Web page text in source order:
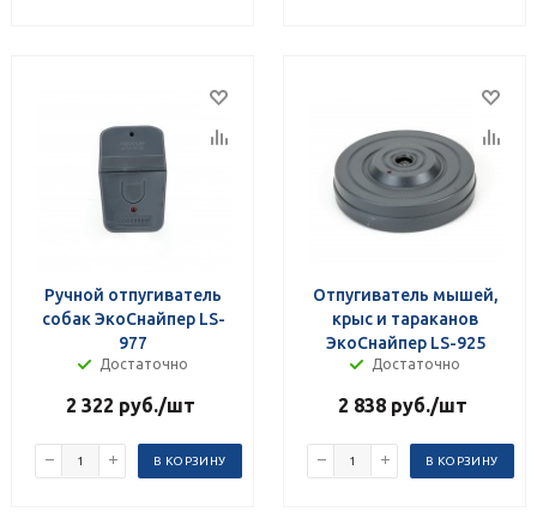
Ручной отпугиватель
собак ЭкоСнайпер LS-
977
Достаточно
2 322 руб./шт
В КОРЗИНУ
Отпугиватель мышей,
крыс и тараканов
ЭкоСнайпер LS-925
Достаточно
2 838 руб./шт
В КОРЗИНУ